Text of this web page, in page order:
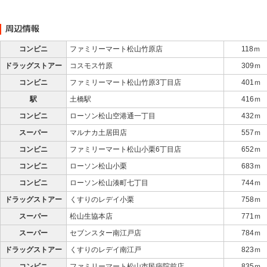
コンビニ ファミリーマート松山竹原店
118ｍ
ドラッグストアー
コスモス竹原
309ｍ
コンビニ
ファミリーマート松山竹原3丁目店
401ｍ
駅
土橋駅
416ｍ
コンビニ
ローソン松山空港通一丁目
432ｍ
スーパー
マルナカ土居田店
557ｍ
コンビニ
ファミリーマート松山小栗6丁目店
652ｍ
コンビニ
ローソン松山小栗
683ｍ
コンビニ
ローソン松山湊町七丁目
744ｍ
ドラッグストアー
くすりのレデイ小栗
758ｍ
スーパー
松山生協本店
771ｍ
スーパー
セブンスター南江戸店
784ｍ
ドラッグストアー
くすりのレデイ南江戸
823ｍ